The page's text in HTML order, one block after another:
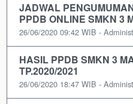
JADWAL
PPDB ONLINE SMKN 3
26/06/2020 09:42 WIB -
HASIL PPDB SMKN 3
TP.2020/2021
26/06/2020 18:47 WIB -